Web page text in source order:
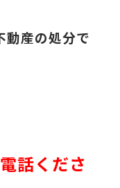
動産の処分で
話くださ